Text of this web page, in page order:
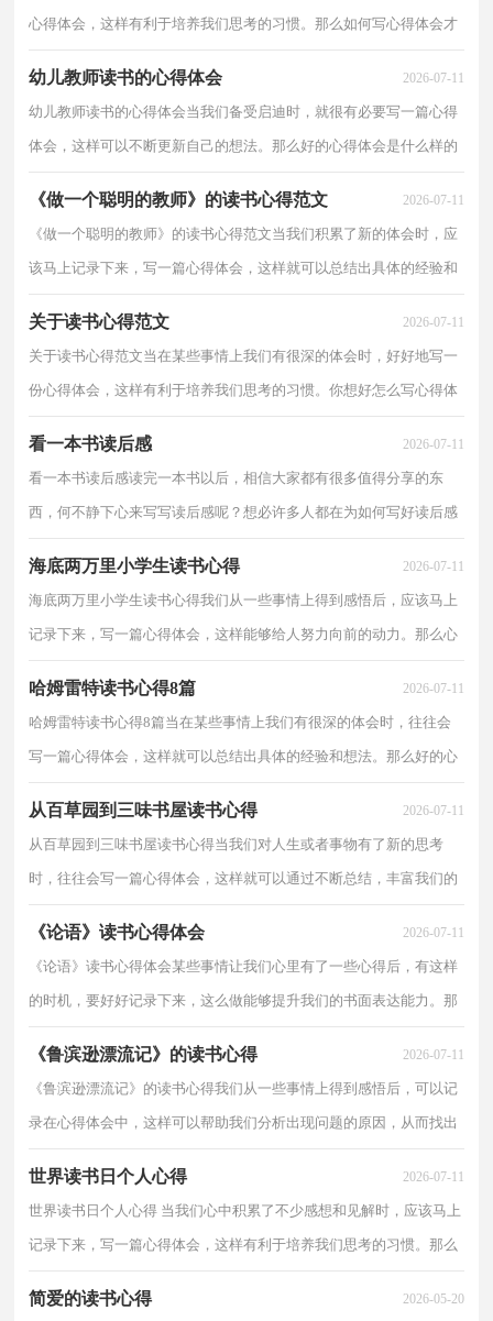
心得体会，这样有利于培养我们思考的习惯。那么如何写心得体会才
幼儿教师读书的心得体会 2026-07-11
幼儿教师读书的心得体会当我们备受启迪时，就很有必要写一篇心得
体会，这样可以不断更新自己的想法。那么好的心得体会是什么样的
《做一个聪明的教师》的读书心得范文 2026-07-11
《做一个聪明的教师》的读书心得范文当我们积累了新的体会时，应
该马上记录下来，写一篇心得体会，这样就可以总结出具体的经验和
关于读书心得范文 2026-07-11
关于读书心得范文当在某些事情上我们有很深的体会时，好好地写一
份心得体会，这样有利于培养我们思考的习惯。你想好怎么写心得体
看一本书读后感 2026-07-11
看一本书读后感读完一本书以后，相信大家都有很多值得分享的东
西，何不静下心来写写读后感呢？想必许多人都在为如何写好读后感
海底两万里小学生读书心得 2026-07-11
海底两万里小学生读书心得我们从一些事情上得到感悟后，应该马上
记录下来，写一篇心得体会，这样能够给人努力向前的动力。那么心
哈姆雷特读书心得8篇 2026-07-11
哈姆雷特读书心得8篇当在某些事情上我们有很深的体会时，往往会
写一篇心得体会，这样就可以总结出具体的经验和想法。那么好的心
从百草园到三味书屋读书心得 2026-07-11
从百草园到三味书屋读书心得当我们对人生或者事物有了新的思考
时，往往会写一篇心得体会，这样就可以通过不断总结，丰富我们的
《论语》读书心得体会 2026-07-11
《论语》读书心得体会某些事情让我们心里有了一些心得后，有这样
的时机，要好好记录下来，这么做能够提升我们的书面表达能力。那
《鲁滨逊漂流记》的读书心得 2026-07-11
《鲁滨逊漂流记》的读书心得我们从一些事情上得到感悟后，可以记
录在心得体会中，这样可以帮助我们分析出现问题的原因，从而找出
世界读书日个人心得 2026-07-11
世界读书日个人心得 当我们心中积累了不少感想和见解时，应该马上
记录下来，写一篇心得体会，这样有利于培养我们思考的习惯。那么
简爱的读书心得 2026-05-20